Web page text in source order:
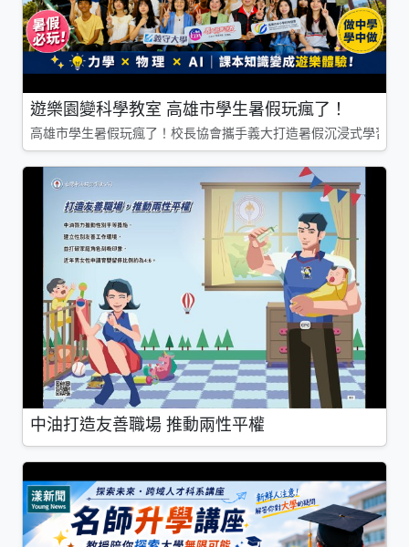
遊樂園變科學教室 高雄市學生暑假玩瘋了！
高雄市學生暑假玩瘋了！校長協會攜手義大打造暑假沉浸式學習基
中油打造友善職場 推動兩性平權